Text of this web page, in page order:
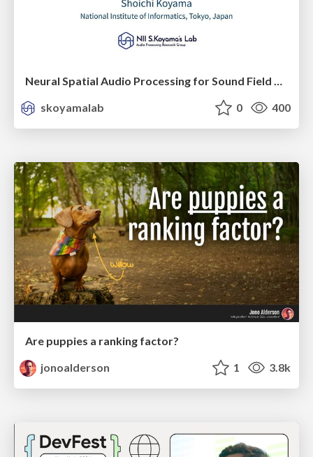
skoyamalab
0 400
Are puppies a ranking factor?
jonoalderson
1 3.8k